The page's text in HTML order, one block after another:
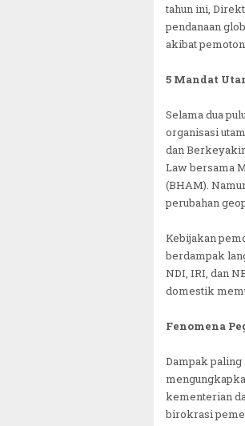
tahun ini,
pendanaan
akibat
5 Mandat
Selama dua
organisasi
dan
Law bersama
(BHAM).
perubahan
Kebijakan
berdampak
NDI, IRI, dan
domestik
Fenomena
Dampak
kementerian
birokrasi